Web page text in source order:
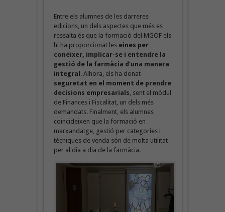
Entre els alumnes de les darreres
edicions, un dels aspectes que més es
ressalta és que la formació del MGOF els
hi ha proporcionat les eines per
conèixer, implicar-se i entendre la
gestió de la farmàcia d’una manera
integral . Alhora, els ha donat
seguretat en el moment de prendre
decisions empresarials , sent el mòdul
de Finances i Fiscalitat, un dels més
demandats. Finalment, els alumnes
coincideixen que la formació en
marxandatge, gestió per categories i
tècniques de venda són de molta utilitat
per al dia a dia de la farmàcia.